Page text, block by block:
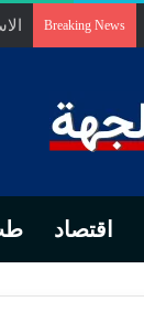
Breaking News
اقتصاد